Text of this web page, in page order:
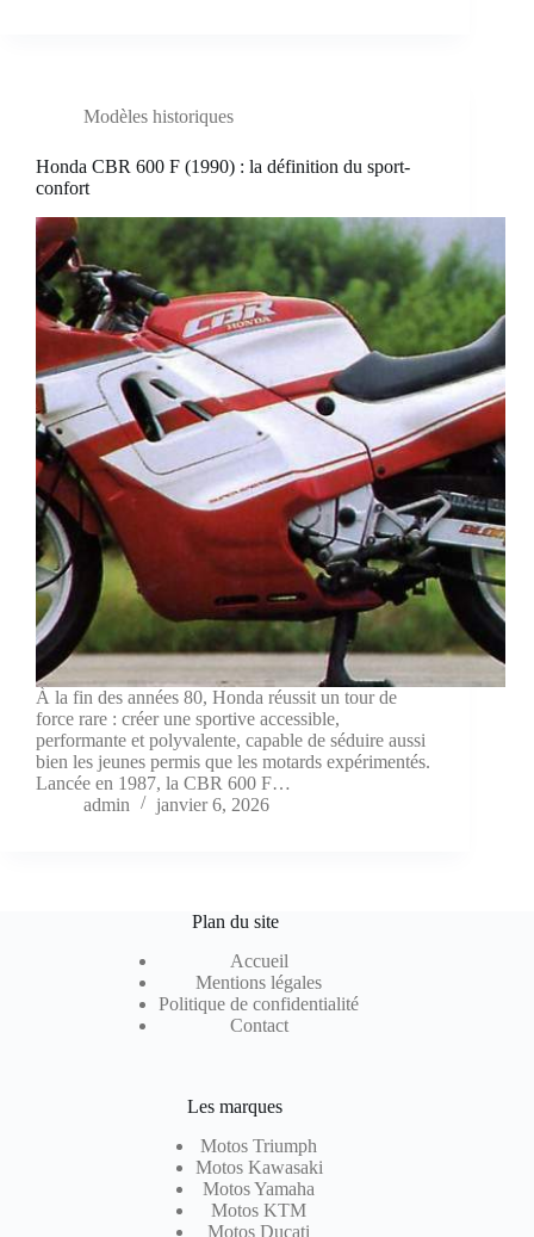
Modèles historiques
Honda CBR 600 F (1990) : la définition du sport-
confort
À la fin des années 80, Honda réussit un tour de
force rare : créer une sportive accessible,
performante et polyvalente, capable de séduire aussi
bien les jeunes permis que les motards expérimentés.
Lancée en 1987, la CBR 600 F…
admin
janvier 6, 2026
Plan du site
Accueil
Mentions légales
Politique de confidentialité
Contact
Les marques
Motos Triumph
Motos Kawasaki
Motos Yamaha
Motos KTM
Motos Ducati